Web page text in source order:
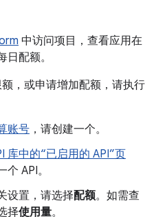
中访问项目，查看应用在
配额。
，或申请增加配额，请执行
账号 ，请创建一个。
库中的“已启用的 API”页
API。
设置，请选择配额。如需查
择使用量。